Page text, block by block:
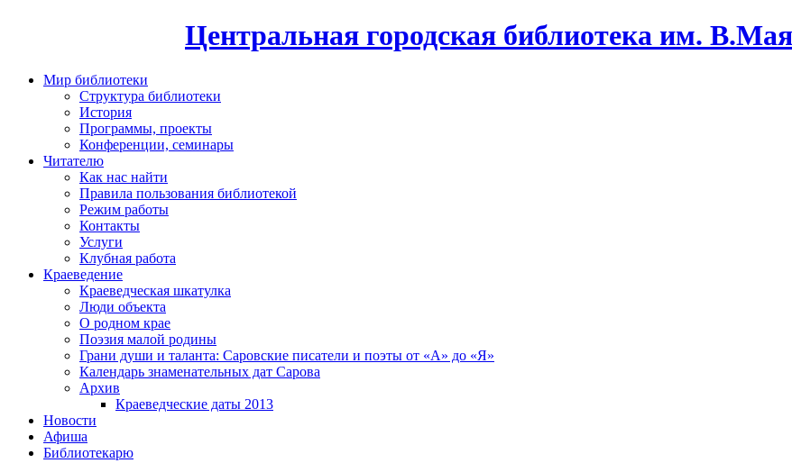
Центральная городская библиотека им.
Мир библиотеки
Структура библиотеки
История
Программы, проекты
Конференции, семинары
Читателю
Как нас найти
Правила пользования библиотекой
Режим работы
Контакты
Услуги
Клубная работа
Краеведение
Краеведческая шкатулка
Люди объекта
О родном крае
Поэзия малой родины
Грани души и таланта: Саровские писатели и поэты от «А» до «Я»
Календарь знаменательных дат Сарова
Архив
Краеведческие даты 2013
Новости
Афиша
Библиотекарю